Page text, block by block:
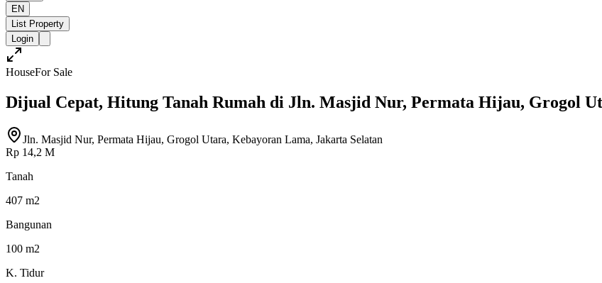
EN
List Property
Login
HouseFor Sale
Dijual Cepat, Hitung Tanah Rumah di Jln. Masjid Nur, Permata Hijau, Grogol
Jln. Masjid Nur, Permata Hijau, Grogol Utara, Kebayoran Lama, Jakarta Selatan
Rp 14,2 M
Tanah
407 m2
Bangunan
100 m2
K. Tidur